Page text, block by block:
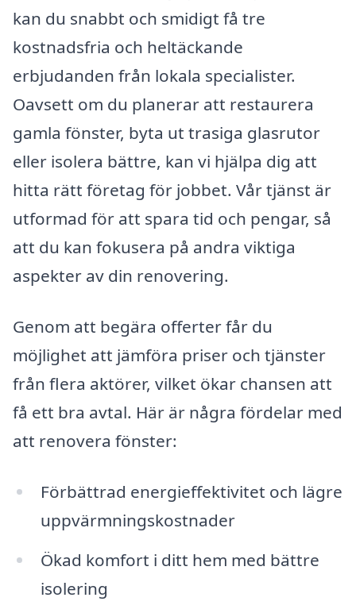
kan du snabbt och smidigt få tre
kostnadsfria och heltäckande
erbjudanden från lokala specialister.
Oavsett om du planerar att restaurera
gamla fönster, byta ut trasiga glasrutor
eller isolera bättre, kan vi hjälpa dig att
hitta rätt företag för jobbet. Vår tjänst är
utformad för att spara tid och pengar, så
att du kan fokusera på andra viktiga
aspekter av din renovering.
Genom att begära offerter får du
möjlighet att jämföra priser och tjänster
från flera aktörer, vilket ökar chansen att
få ett bra avtal. Här är några fördelar med
att renovera fönster:
Förbättrad energieffektivitet och lägre
uppvärmningskostnader
Ökad komfort i ditt hem med bättre
isolering